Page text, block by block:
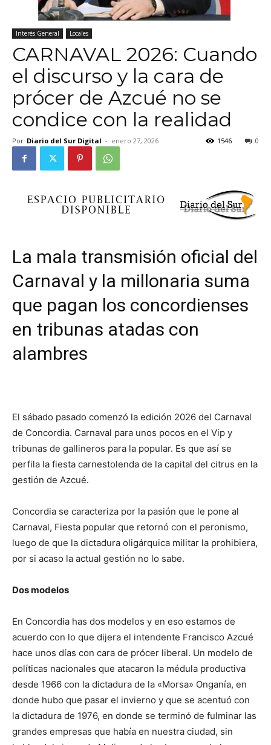
Interés General Locales
CARNAVAL 2026: Cuando
el discurso y la cara de
prócer de Azcué no se
condice con la realidad
Por Diario del Sur Digital - enero 27, 2026 0
1546
La mala transmisión oficial del
Carnaval y la millonaria suma
que pagan los concordienses
en tribunas atadas con
alambres
El sábado pasado comenzó la edición 2026 del Carnaval
de Concordia. Carnaval para unos pocos en el Vip y
tribunas de gallineros para la popular. Es que así se
perfila la fiesta carnestolenda de la capital del citrus en la
gestión de Azcué.
Concordia se caracteriza por la pasión que le pone al
Carnaval, Fiesta popular que retornó con el peronismo,
luego de que la dictadura oligárquica militar la prohibiera,
por si acaso la actual gestión no lo sabe.
Dos modelos
En Concordia has dos modelos y en eso estamos de
acuerdo con lo que dijera el intendente Francisco Azcué
hace unos días con cara de prócer liberal. Un modelo de
políticas nacionales que atacaron la médula productiva
desde 1966 con la dictadura de la «Morsa» Onganía, en
donde hubo que pasar el invierno y que se acentuó con
la dictadura de 1976, en donde se terminó de fulminar las
grandes empresas que había en nuestra ciudad, sin